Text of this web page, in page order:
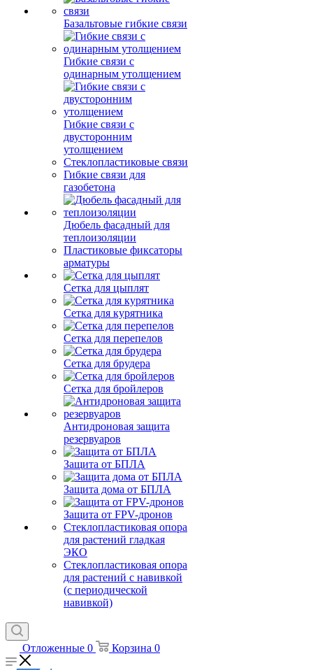
Базальтовые гибкие связи
Гибкие связи с
одинарным утолщением
Гибкие связи с
двусторонним
утолщением
Стеклопластиковые связи
Гибкие связи для
газобетона
Дюбель фасадный для
теплоизоляции
Пластиковые фиксаторы
арматуры
Сетка для цыплят
Сетка для курятника
Сетка для перепелов
Сетка для брудера
Сетка для бройлеров
Антидроновая защита
резервуаров
Защита от БПЛА
Защита дома от БПЛА
Защита от FPV-дронов
Стеклопластиковая опора
для растений гладкая
ЭКО
Стеклопластиковая опора
для растений с навивкой
(с периодической
навивкой)
Отложенные 0 Корзина 0